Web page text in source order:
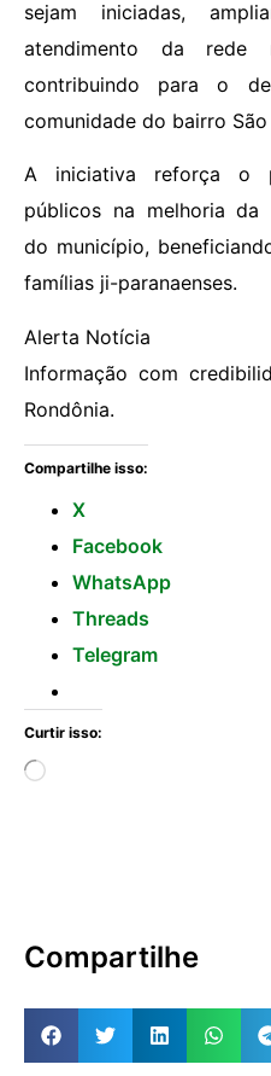
sejam iniciadas,
atendimento da rede
contribuindo para o
comunidade do bairro São
A iniciativa reforça o
públicos na melhoria da
do município,
famílias ji-paranaenses.
Alerta Notícia
Informação com
Rondônia.
Compartilhe isso:
X
Facebook
WhatsApp
Threads
Telegram
Curtir isso:
Compartilhe